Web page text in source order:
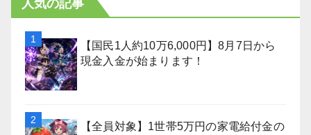
人気の記事
【国民1人約10万6,000円】8月7日から
現金入金が始まります！
【全員対象】1世帯5万円の家電給付金の